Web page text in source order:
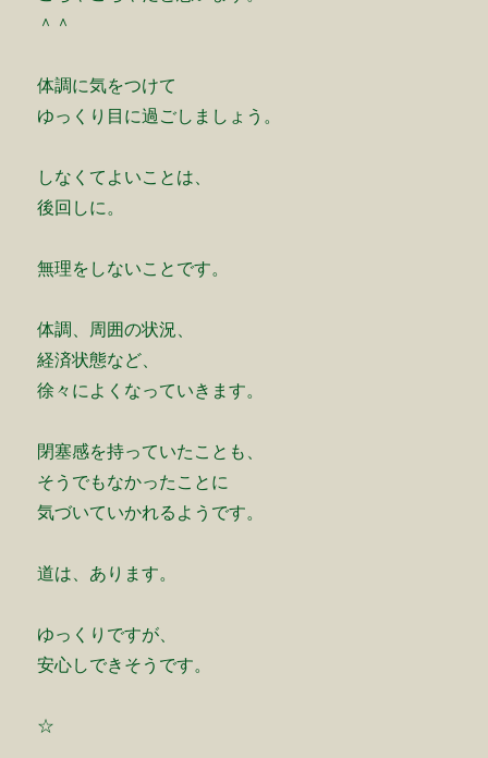
＾＾
体調に気をつけて
ゆっくり目に過ごしましょう。
しなくてよいことは、
後回しに。
無理をしないことです。
体調、周囲の状況、
経済状態など、
徐々によくなっていきます。
閉塞感を持っていたことも、
そうでもなかったことに
気づいていかれるようです。
道は、あります。
ゆっくりですが、
安心しできそうです。
☆